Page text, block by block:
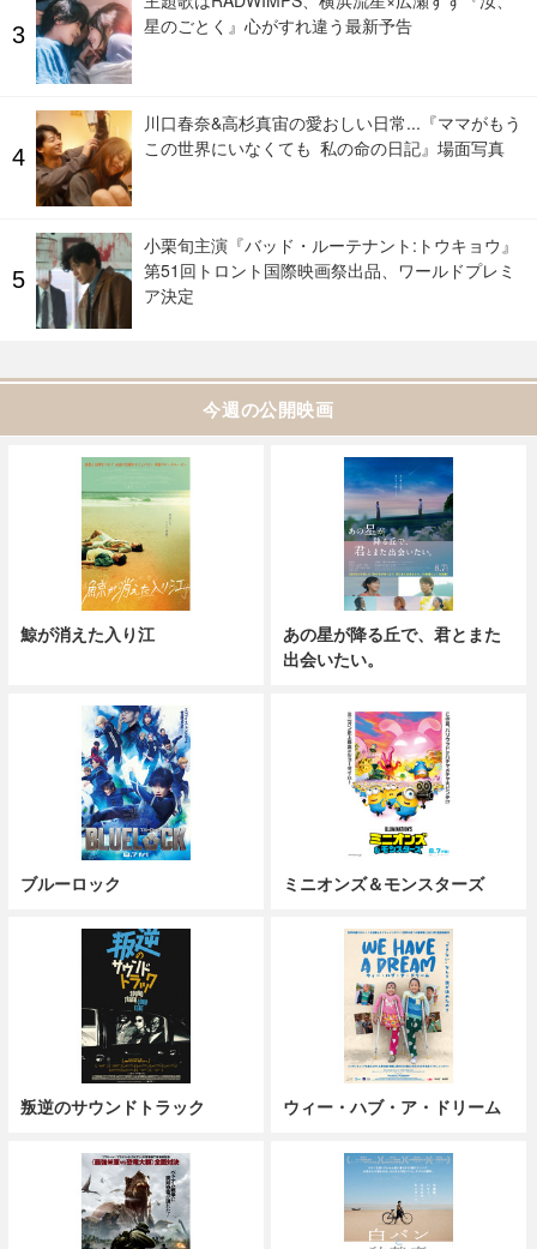
星のごとく』心がすれ違う最新予告
川口春奈&高杉真宙の愛おしい日常...『ママがもう
この世界にいなくても 私の命の日記』場面写真
小栗旬主演『バッド・ルーテナント:トウキョウ』
第51回トロント国際映画祭出品、ワールドプレミ
ア決定
今週の公開映画
鯨が消えた入り江
あの星が降る丘で、君とまた
出会いたい。
ブルーロック ミニオンズ＆モンスターズ
叛逆のサウンドトラック ウィー・ハブ・ア・ドリーム